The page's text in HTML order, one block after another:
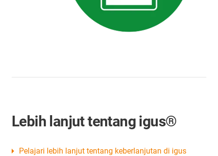
Lebih lanjut tentang igus®
Pelajari lebih lanjut tentang keberlanjutan di igus